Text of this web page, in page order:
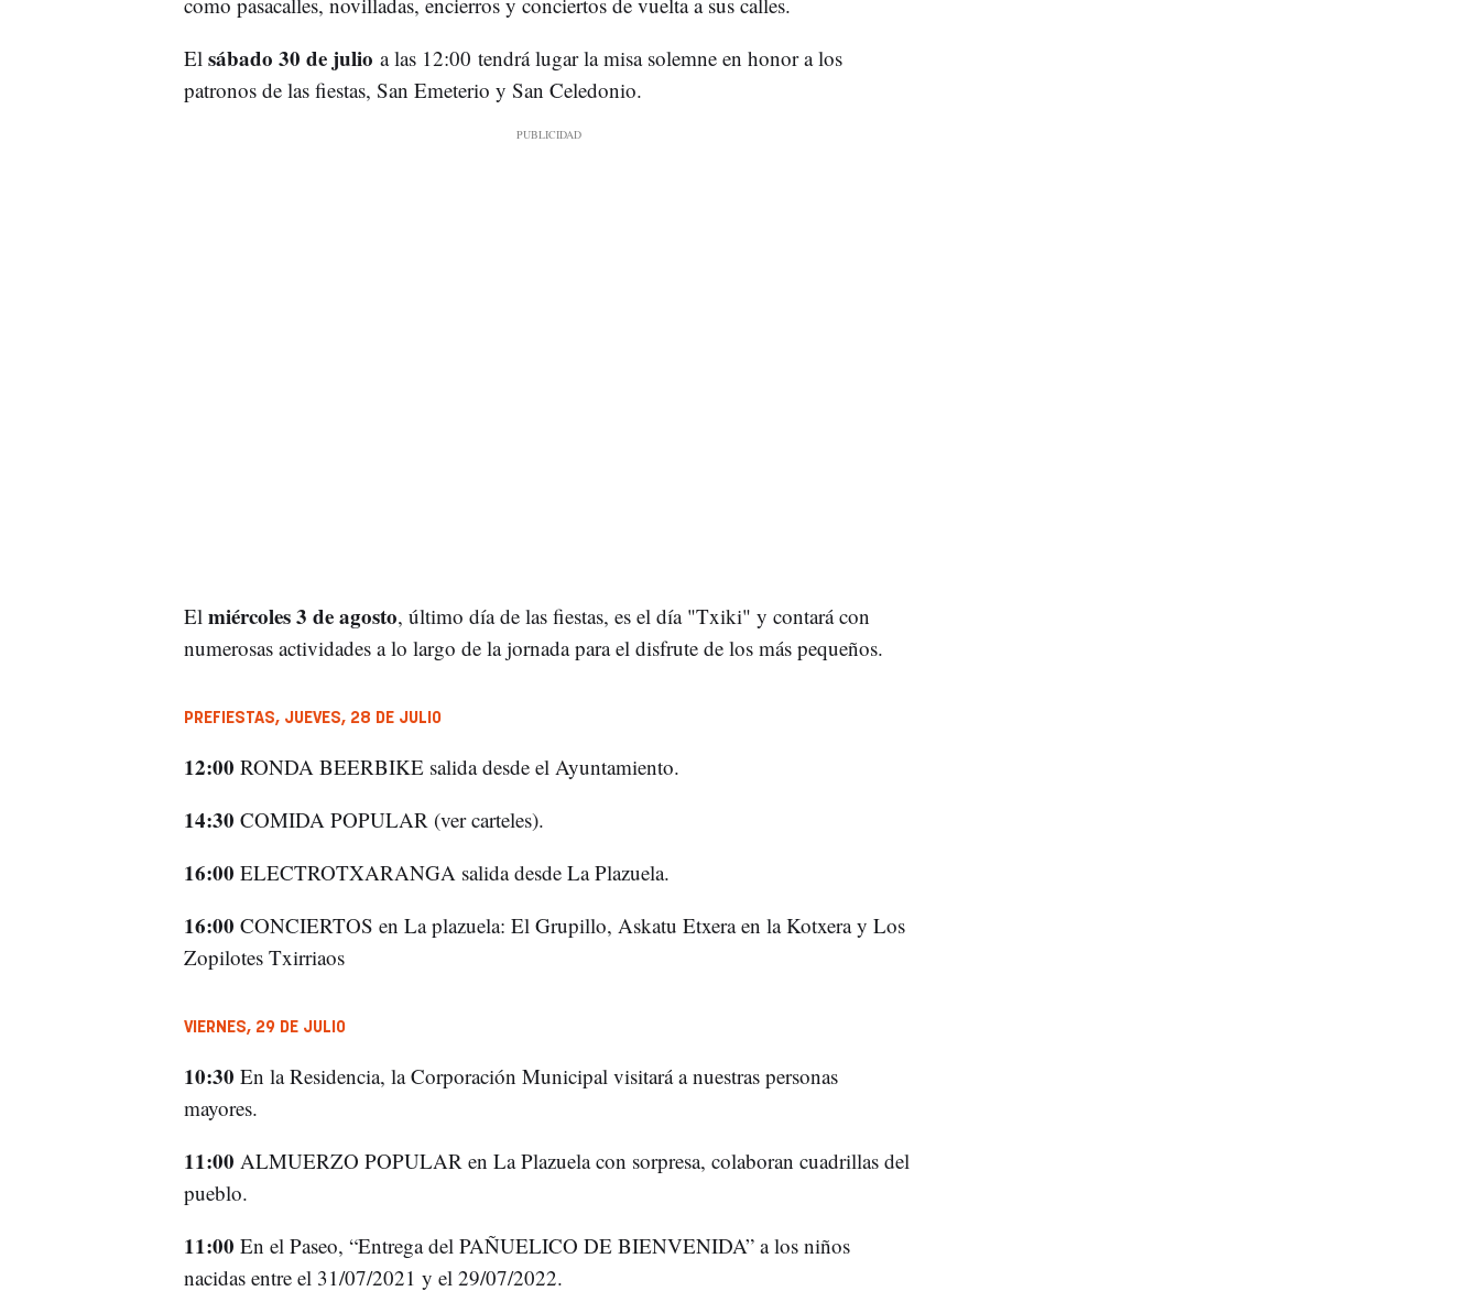
Elsábado 30 de julio a las 12:00 tendrá lugar la misa solemne en honor a los
patronos de las fiestas, San Emeterio y San Celedonio.
El miércoles 3 de agosto, último día de las fiestas, es el día "Txiki" y contará con
numerosas actividades a lo largo de la jornada para el disfrute de los más pequeños.
PREFIESTAS, JUEVES, 28 DE JULIO
12:00 RONDA BEERBIKE salida desde el Ayuntamiento.
14:30 COMIDA POPULAR (ver carteles).
16:00 ELECTROTXARANGA salida desde La Plazuela.
16:00 CONCIERTOS en La plazuela: El Grupillo, Askatu Etxera en la Kotxera y Los
Zopilotes Txirriaos
VIERNES, 29 DE JULIO
10:30 En la Residencia, la Corporación Municipal visitará a nuestras personas
mayores.
11:00 ALMUERZO POPULAR en La Plazuela con sorpresa, colaboran cuadrillas del
pueblo.
11:00 En el Paseo, “Entrega del PAÑUELICO DE BIENVENIDA” a los niños
nacidas entre el 31/07/2021 y el 29/07/2022.